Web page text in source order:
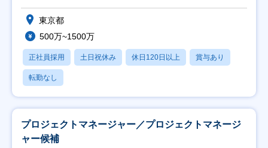
東京都
500万~1500万
正社員採用 土日祝休み 休日120日以上 賞与あり
転勤なし
プロジェクトマネージャー／プロジェクトマネージ
ャー候補